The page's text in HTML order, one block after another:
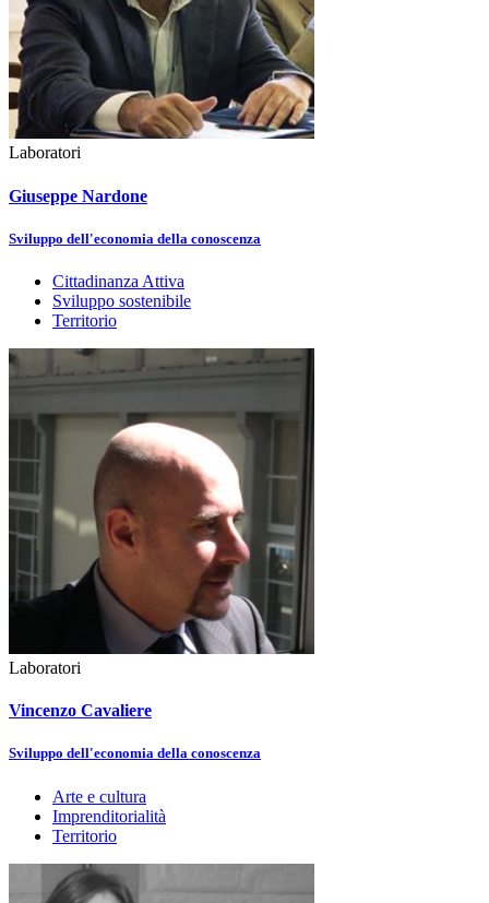
Laboratori
Giuseppe Nardone
Sviluppo dell'economia della conoscenza
Cittadinanza Attiva
Sviluppo sostenibile
Territorio
Laboratori
Vincenzo Cavaliere
Sviluppo dell'economia della conoscenza
Arte e cultura
Imprenditorialità
Territorio